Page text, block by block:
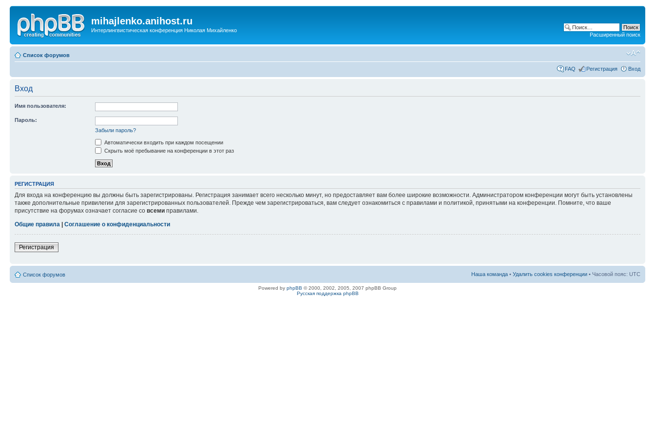
mihajlenko.anihost.ru
Интерлингвистическая конференция Николая Михайленко
Расширенный поиск
Список форумов
FAQ Регистрация Вход
Вход
Имя пользователя:
Пароль:
Забыли пароль?
Автоматически входить при каждом посещении
Скрыть моё пребывание на конференции в этот раз
РЕГИСТРАЦИЯ
Для входа на конференцию вы должны быть зарегистрированы. Регистрация занимает всего несколько минут, но предоставляет вам более широкие возможности. Администратором конференции могут быть установлены
также дополнительные привилегии для зарегистрированных пользователей. Прежде чем зарегистрироваться, вам следует ознакомиться с правилами и политикой, принятыми на конференции. Помните, что ваше
присутствие на форумах означает согласие со всеми правилами.
Общие правила
Соглашение о конфиденциальности
Регистрация
Список форумов Наша команда • Удалить cookies конференции • Часовой пояс: UTC
Powered by phpBB © 2000, 2002, 2005, 2007 phpBB Group
Русская поддержка phpBB